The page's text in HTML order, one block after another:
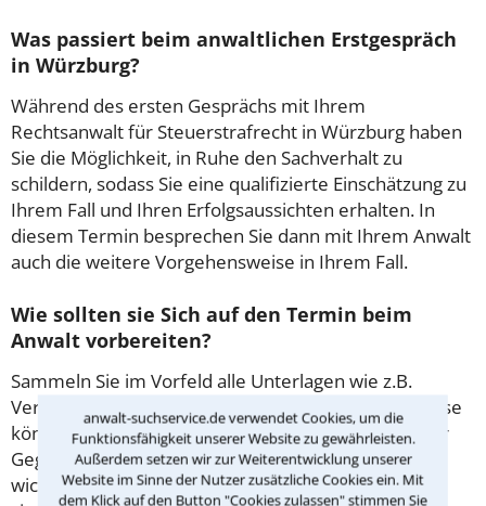
anwalt-suchservice.de verwendet Cookies, um die
Funktionsfähigkeit unserer Website zu gewährleisten.
Außerdem setzen wir zur Weiterentwicklung unserer
Website im Sinne der Nutzer zusätzliche Cookies ein. Mit
dem Klick auf den Button "Cookies zulassen" stimmen Sie
Was passiert beim anwaltlichen Erstgespräch
in Würzburg?
Während des ersten Gesprächs mit Ihrem
Rechtsanwalt für Steuerstrafrecht in Würzburg haben
Sie die Möglichkeit, in Ruhe den Sachverhalt zu
schildern, sodass Sie eine qualifizierte Einschätzung zu
Ihrem Fall und Ihren Erfolgsaussichten erhalten. In
diesem Termin besprechen Sie dann mit Ihrem Anwalt
auch die weitere Vorgehensweise in Ihrem Fall.
Wie sollten sie Sich auf den Termin beim
Anwalt vorbereiten?
Sammeln Sie im Vorfeld alle Unterlagen wie z.B.
Verträge oder Briefe sowie die Briefumschläge. Diese
könnten mitunter Aufschluss darüber geben, ob der
Gegner Fristen beachtet hat. Gibt es Zeugen oder
wichtige Adressen, die für den Fall von Bedeutung